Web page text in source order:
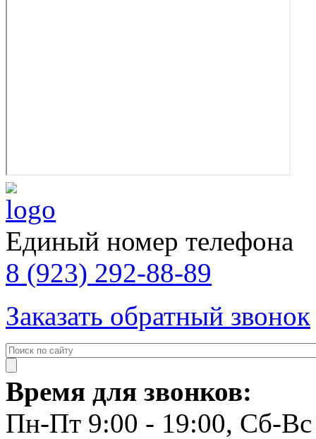
Единый номер телефона
8 (923) 292-88-89
Заказать обратный звонок
Время для звонков:
Пн-Пт 9:00 - 19:00, Сб-Вс